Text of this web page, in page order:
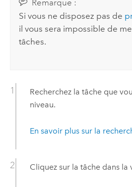
Remarque :
Si vous ne disposez pas de
il vous sera impossible de
tâches.
Recherchez la tâche que
niveau.
En savoir plus sur la
Cliquez sur la tâche dans la